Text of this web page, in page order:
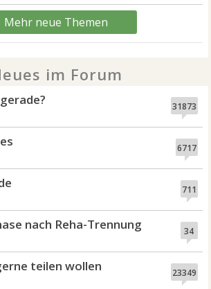
Mehr neue Themen
im Forum
31873
6717
711
34
nach Reha-Trennung
23349
teilen wollen